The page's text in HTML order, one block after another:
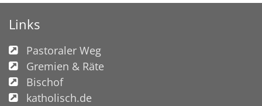
Links
Pastoraler Weg
Gremien & Räte
Bischof
katholisch.de